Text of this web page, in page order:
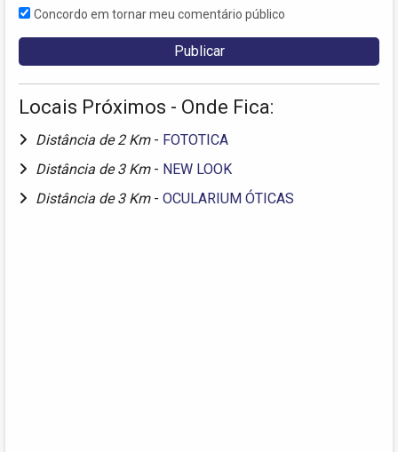
Concordo em tornar meu comentário público
Locais Próximos - Onde Fica:
Distância de 2 Km - FOTOTICA
Distância de 3 Km - NEW LOOK
Distância de 3 Km - OCULARIUM ÓTICAS